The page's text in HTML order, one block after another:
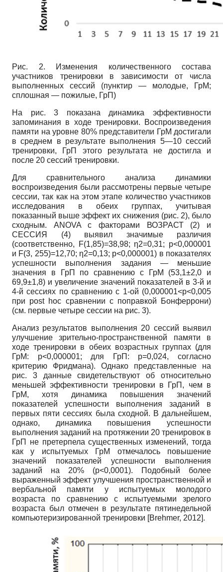
Рис. 2. Изменения количественного состава
участников тренировки в зависимости от числа
выполненных сессий (пунктир — молодые, ГрМ;
сплошная — пожилые, ГрП)
На рис. 3 показана динамика эффективности
запоминания в ходе тренировки. Воспроизведения
памяти на уровне 80% представители ГрМ достигали
в среднем в результате выполнения 5—10 сессий
тренировки, ГрП этого результата не достигла и
после 20 сессий тренировки.
Для сравнительного анализа динамики
воспроизведения были рассмотрены первые четыре
сессии, так как на этом этапе количество участников
исследования в обеих группах, учитывая
показанный выше эффект их снижения (рис. 2), было
сходным. ANOVA с факторами ВОЗРАСТ (2) и
СЕССИЯ (4) выявил значимые различия
(соответственно, F(1,85)=38,98; η2=0,31; p<0,000001
и F(3, 255)=12,70; η2=0,13; p<0,000001) в показателях
успешности выполнения задания — меньшие
значения в ГрП по сравнению с ГрМ (53,1±2,0 и
69,9±1,8) и увеличение значений показателей в 3-й и
4-й сессиях по сравнению с 1-ой (0,000001<p<0,005
при post hoc сравнении с поправкой Бонферрони)
(см. первые четыре сессии на рис. 3).
Анализ результатов выполнения 20 сессий выявил
улучшение зрительно-пространственной памяти в
ходе тренировки в обеих возрастных группах (для
ГрМ: p<0,000001; для ГрП: p=0,024, согласно
критерию Фридмана). Однако представленные на
рис. 3 данные свидетельствуют об относительно
меньшей эффективности тренировки в ГрП, чем в
ГрМ, хотя динамика повышения значений
показателей успешности выполнения заданий в
первых пяти сессиях была сходной. В дальнейшем,
однако, динамика повышения успешности
выполнения заданий на протяжении 20 тренировок в
ГрП не претерпела существенных изменений, тогда
как у испытуемых ГрМ отмечалось повышение
значений показателей успешности выполнения
заданий на 20% (p<0,0001). Подобный более
выраженный эффект улучшения пространственной и
вербальной памяти у испытуемых молодого
возраста по сравнению с испытуемыми зрелого
возраста был отмечен в результате пятинедельной
компьютеризированной тренировки [Brehmer, 2012].